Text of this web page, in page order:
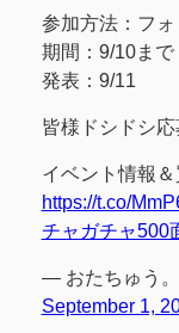
参加方法：フ
期間：9/10まで
発表：9/11
皆様ドシドシ
イベント情報
https://t.co/
チャガチャ500
— おたちゅう
September 1,